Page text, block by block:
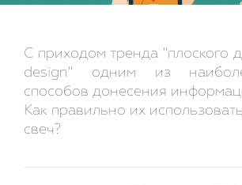
С приходом тренда "плоского
design" одним из
способов донесения
Как правильно их
свеч?